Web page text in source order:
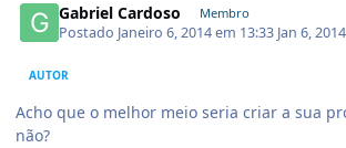
Gabriel Cardoso Membro
Postado Janeiro 6, 2014 em 13:33 Jan 6, 2014
AUTOR
Acho que o melhor meio seria criar a sua
não?